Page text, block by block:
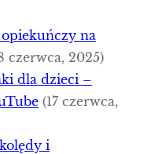
opiekuńczy na
czerwca, 2025)
dla dzieci –
(17 czerwca,
i